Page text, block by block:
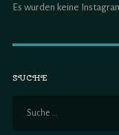
Es wurden keine
SUCHE